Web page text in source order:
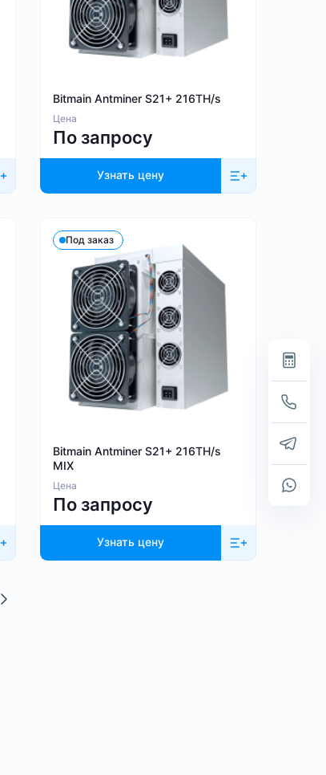
Bitmain Antminer S21+ 216TH/s
Цена
По запросу
Узнать цену
Под заказ
Bitmain Antminer S21+ 216TH/s
MIX
Цена
По запросу
Узнать цену